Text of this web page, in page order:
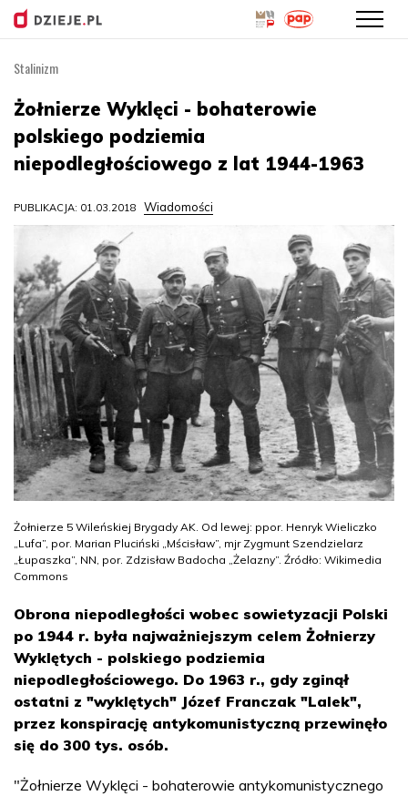
treści
Stalinizm
Żołnierze Wyklęci - bohaterowie
polskiego podziemia
niepodległościowego z lat 1944-1963
PUBLIKACJA: 01.03.2018 Wiadomości
Żołnierze 5 Wileńskiej Brygady AK. Od lewej: ppor. Henryk Wieliczko
„Lufa”, por. Marian Pluciński „Mścisław”, mjr Zygmunt Szendzielarz
„Łupaszka”, NN, por. Zdzisław Badocha „Żelazny”. Źródło: Wikimedia
Commons
Obrona niepodległości wobec sowietyzacji Polski
po 1944 r. była najważniejszym celem Żołnierzy
Wyklętych - polskiego podziemia
niepodległościowego. Do 1963 r., gdy zginął
ostatni z "wyklętych" Józef Franczak "Lalek",
przez konspirację antykomunistyczną przewinęło
się do 300 tys. osób.
"Żołnierze Wyklęci - bohaterowie antykomunistycznego